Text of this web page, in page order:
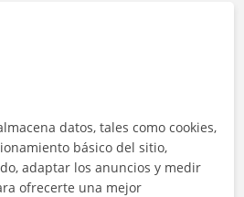
aviso legal privacidad
datos, tales como cookies,
básico del sitio,
adaptar los anuncios y medir
ofrecerte una mejor